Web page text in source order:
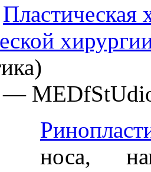
Пластическая
—
носа,